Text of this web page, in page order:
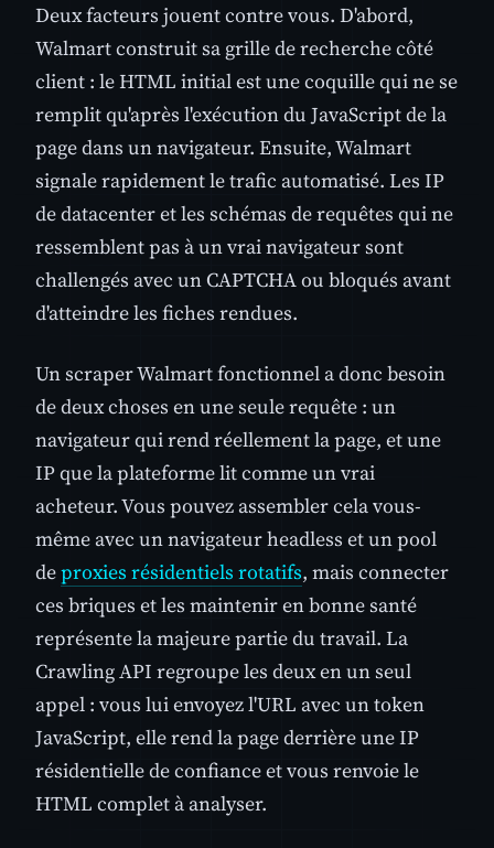
Deux facteurs jouent contre vous. D'abord,
Walmart construit sa grille de recherche côté
client : le HTML initial est une coquille qui ne se
remplit qu'après l'exécution du JavaScript de la
page dans un navigateur. Ensuite, Walmart
signale rapidement le trafic automatisé. Les IP
de datacenter et les schémas de requêtes qui ne
ressemblent pas à un vrai navigateur sont
challengés avec un CAPTCHA ou bloqués avant
d'atteindre les fiches rendues.
Un scraper Walmart fonctionnel a donc besoin
de deux choses en une seule requête : un
navigateur qui rend réellement la page, et une
IP que la plateforme lit comme un vrai
acheteur. Vous pouvez assembler cela vous-
même avec un navigateur headless et un pool
deproxies résidentiels rotatifs, mais connecter
ces briques et les maintenir en bonne santé
représente la majeure partie du travail. La
Crawling API regroupe les deux en un seul
appel : vous lui envoyez l'URL avec un token
JavaScript, elle rend la page derrière une IP
résidentielle de confiance et vous renvoie le
HTML complet à analyser.